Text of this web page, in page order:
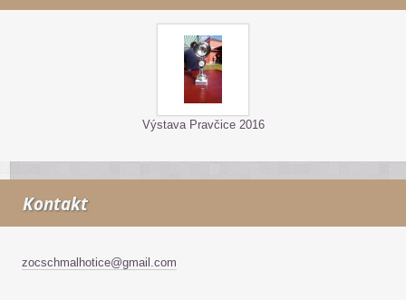
Výstava Pravčice 2016
Kontakt
zocschmalhotice@gmail.com